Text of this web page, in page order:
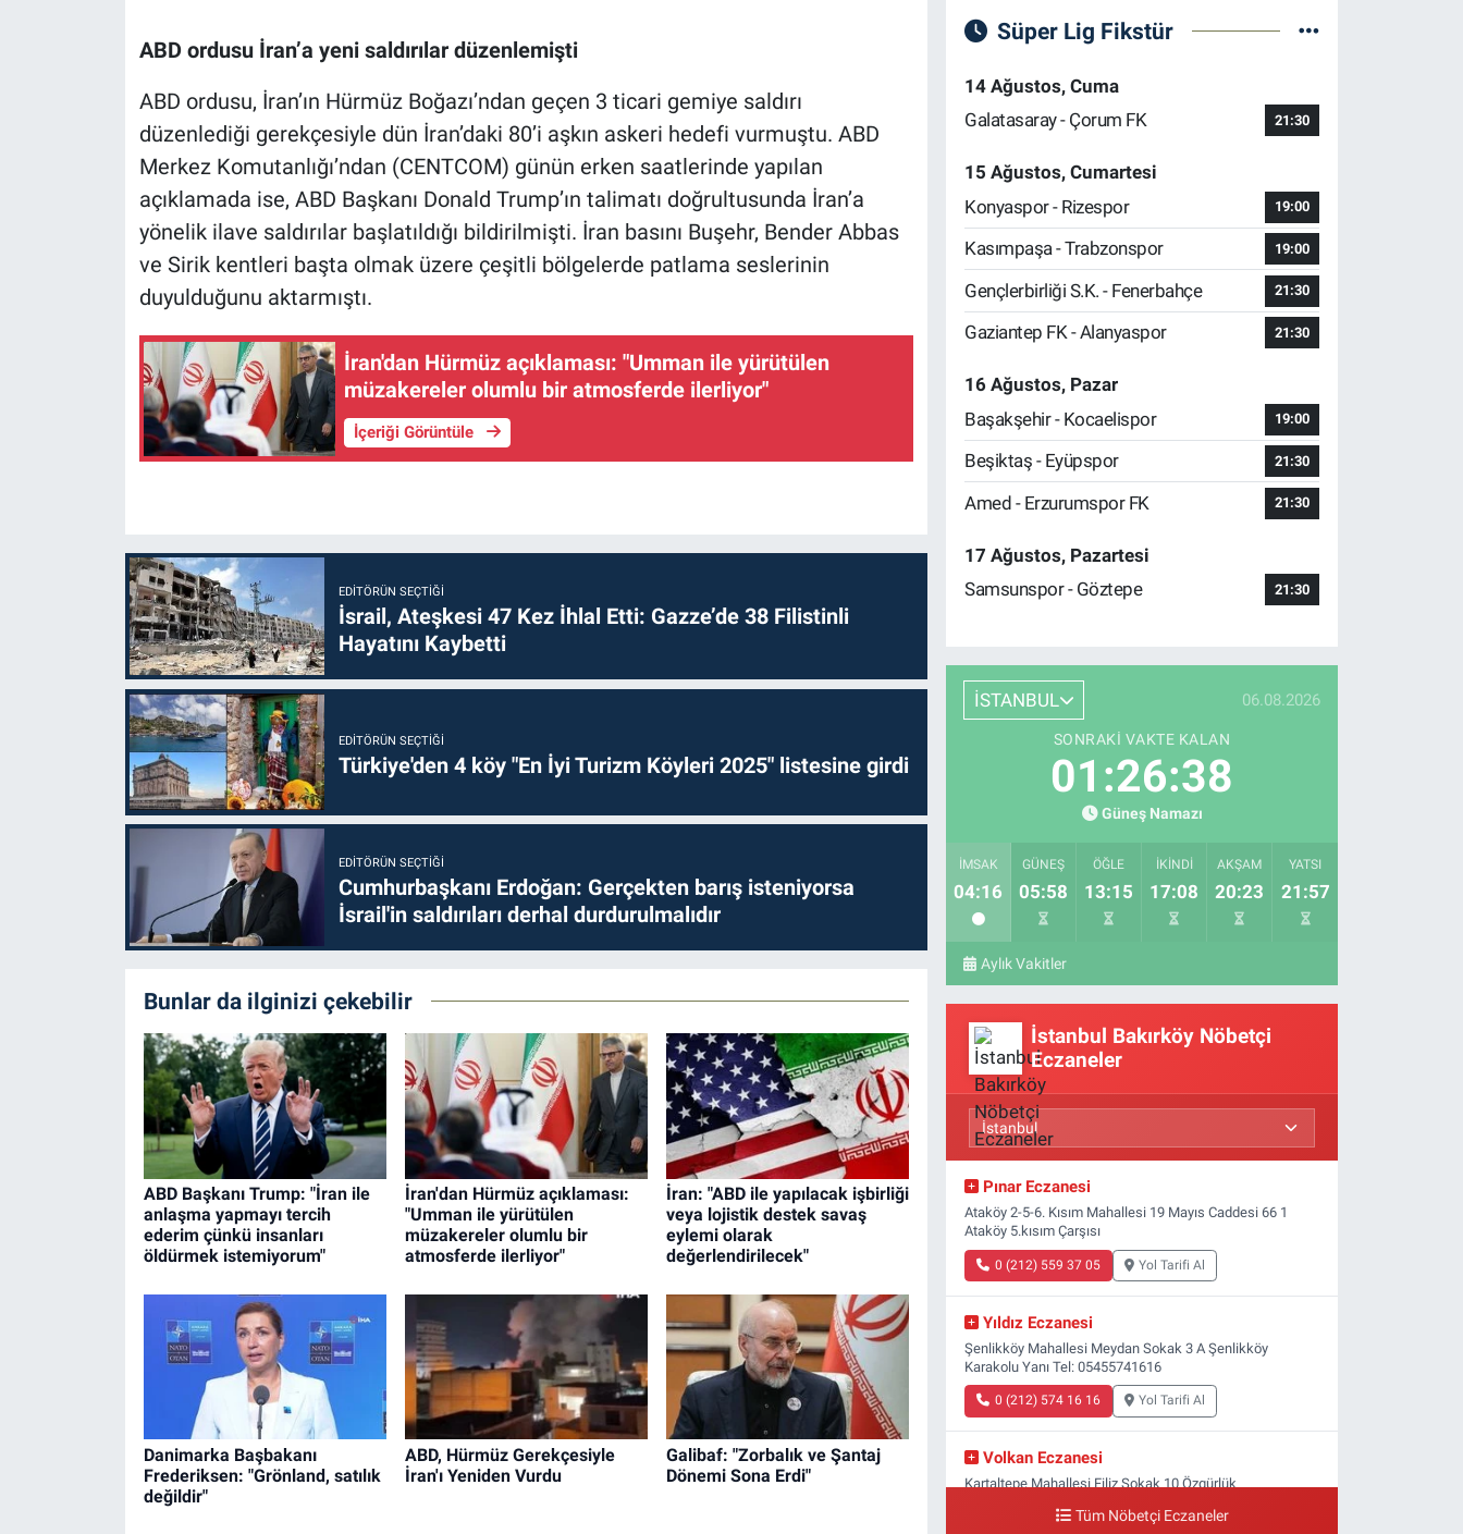
ABD ordusu İran’a yeni saldırılar düzenlemişti
ABD ordusu, İran’ın Hürmüz Boğazı’ndan geçen 3 ticari gemiye saldırı
düzenlediği gerekçesiyle dün İran’daki 80’i aşkın askeri hedefi vurmuştu. ABD
Merkez Komutanlığı’ndan (CENTCOM) günün erken saatlerinde yapılan
açıklamada ise, ABD Başkanı Donald Trump’ın talimatı doğrultusunda İran’a
yönelik ilave saldırılar başlatıldığı bildirilmişti. İran basını Buşehr, Bender Abbas
ve Sirik kentleri başta olmak üzere çeşitli bölgelerde patlama seslerinin
duyulduğunu aktarmıştı.
İran'dan Hürmüz açıklaması: "Umman ile yürütülen
müzakereler olumlu bir atmosferde ilerliyor"
İçeriği Görüntüle
EDITÖRÜN SEÇTIĞI
İsrail, Ateşkesi 47 Kez İhlal Etti: Gazze’de 38 Filistinli
Hayatını Kaybetti
EDITÖRÜN SEÇTIĞI
Türkiye'den 4 köy "En İyi Turizm Köyleri 2025" listesine girdi
EDITÖRÜN SEÇTIĞI
Cumhurbaşkanı Erdoğan: Gerçekten barış isteniyorsa
İsrail'in saldırıları derhal durdurulmalıdır
Bunlar da ilginizi çekebilir
ABD Başkanı Trump: "İran ile
anlaşma yapmayı tercih
ederim çünkü insanları
öldürmek istemiyorum"
İran'dan Hürmüz açıklaması:
"Umman ile yürütülen
müzakereler olumlu bir
atmosferde ilerliyor"
İran: "ABD ile yapılacak işbirliği
veya lojistik destek savaş
eylemi olarak
değerlendirilecek"
Danimarka Başbakanı
Frederiksen: "Grönland, satılık
değildir"
ABD, Hürmüz Gerekçesiyle
İran'ı Yeniden Vurdu
Galibaf: "Zorbalık ve Şantaj
Dönemi Sona Erdi"
Süper Lig Fikstür
14 Ağustos, Cuma
Galatasaray - Çorum FK
21:30
15 Ağustos, Cumartesi
Konyaspor - Rizespor
19:00
Kasımpaşa - Trabzonspor 19:00
Gençlerbirliği S.K. - Fenerbahçe 21:30
Gaziantep FK - Alanyaspor 21:30
16 Ağustos, Pazar
Başakşehir - Kocaelispor
19:00
Beşiktaş - Eyüpspor 21:30
Amed - Erzurumspor FK 21:30
17 Ağustos, Pazartesi
Samsunspor - Göztepe
21:30
İSTANBUL 06.08.2026
SONRAKI VAKTE KALAN
01:26:37
Güneş Namazı
İMSAK
04:16
GÜNEŞ
05:58
ÖĞLE
13:15
İKINDI
17:08
AKŞAM
20:23
YATSI
21:57
Aylık Vakitler
İstanbul Bakırköy Nöbetçi
Eczaneler
Pınar Eczanesi
Ataköy 2-5-6. Kısım Mahallesi 19 Mayıs Caddesi 66 1
Ataköy 5.kısım Çarşısı
0 (212) 559 37 05 Yol Tarifi Al
Yıldız Eczanesi
Şenlikköy Mahallesi Meydan Sokak 3 A Şenlikköy
Karakolu Yanı Tel: 05455741616
0 (212) 574 16 16 Yol Tarifi Al
Volkan Eczanesi
Kartaltepe Mahallesi Filiz Sokak 10 Özgürlük
Tüm Nöbetçi Eczaneler